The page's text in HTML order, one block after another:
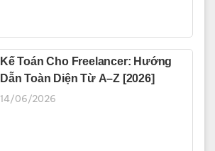
Kế Toán Cho Freelancer: Hướng
Dẫn Toàn Diện Từ A–Z [2026]
14/06/2026